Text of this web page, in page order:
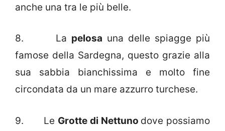
anche una tra le più belle.
8. La pelosa una delle spiagge più
famose della Sardegna, questo grazie alla
sua sabbia bianchissima e molto fine
circondata da un mare azzurro turchese.
9. Le Grotte di Nettuno dove possiamo